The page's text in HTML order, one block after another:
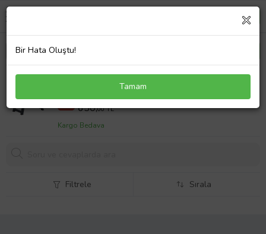
Antrasit Gri Katlanır Kamp Masası 50x40x38 cm
Dikdörtgen Plastik Sehpa
%13 750,00 TL
650,00 TL
Kargo Bedava
Filtrele Sırala
Bir Hata Oluştu!
Tamam